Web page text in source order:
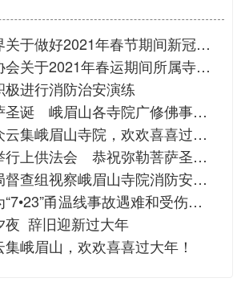
四川省宗教界关于做好2021年春节期间新冠肺炎疫情防控的倡议书
峨眉山佛教协会关于2021年春运期间所属寺院实行“双暂停”的公告
进行消防治安演练
恭祝观音菩萨圣诞 峨眉山各寺院广修佛事供养
除夕夜，万众云集峨眉山寺院，欢欢喜喜过新年！
峨眉山寺院举行上供法会 恭祝弥勒菩萨圣诞 祈愿国泰民安
公安部消防局督查组视察峨眉山寺院消防安全工作情况
峨眉山寺院为“7•23”甬温线事故遇难和受伤同胞举行法会
夜 辞旧迎新过大年
峨眉山，欢欢喜喜过大年！